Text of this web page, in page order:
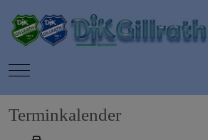
Mobile Menu Toggle
Terminkalender